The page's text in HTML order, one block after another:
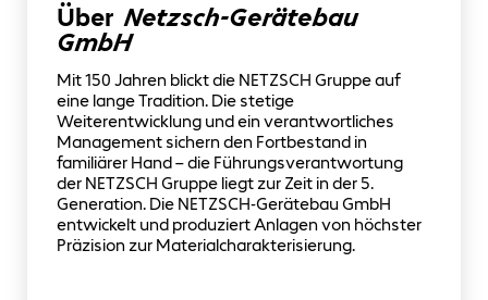
Über Netzsch-Gerätebau
GmbH
Mit 150 Jahren blickt die NETZSCH Gruppe auf
eine lange Tradition. Die stetige
Weiterentwicklung und ein verantwortliches
Management sichern den Fortbestand in
familiärer Hand – die Führungsverantwortung
der NETZSCH Gruppe liegt zur Zeit in der 5.
Generation. Die NETZSCH-Gerätebau GmbH
entwickelt und produziert Anlagen von höchster
Präzision zur Materialcharakterisierung.